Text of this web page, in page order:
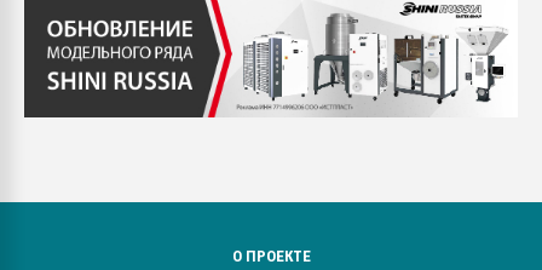
О ПРОЕКТЕ